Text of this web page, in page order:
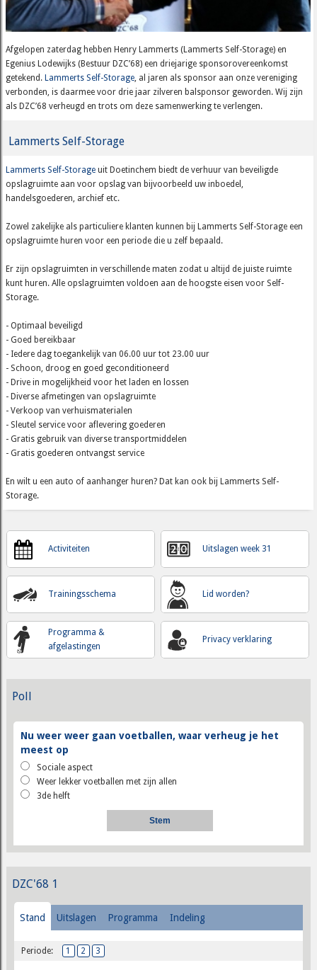
Afgelopen zaterdag hebben Henry Lammerts (Lammerts Self-Storage) en
Egenius Lodewijks (Bestuur DZC’68) een driejarige sponsorovereenkomst
getekend. Lammerts Self-Storage, al jaren als sponsor aan onze vereniging
verbonden, is daarmee voor drie jaar zilveren balsponsor geworden. Wij zijn
als DZC’68 verheugd en trots om deze samenwerking te verlengen.
Lammerts Self-Storage
Lammerts Self-Storageuit Doetinchem biedt de verhuur van beveiligde
opslagruimte aan voor opslag van bijvoorbeeld uw inboedel,
handelsgoederen, archief etc.
Zowel zakelijke als particuliere klanten kunnen bij Lammerts Self-Storage een
opslagruimte huren voor een periode die u zelf bepaald.
Er zijn opslagruimten in verschillende maten zodat u altijd de juiste ruimte
kunt huren. Alle opslagruimten voldoen aan de hoogste eisen voor Self-
Storage.
- Optimaal beveiligd
- Goed bereikbaar
- Iedere dag toegankelijk van 06.00 uur tot 23.00 uur
- Schoon, droog en goed geconditioneerd
- Drive in mogelijkheid voor het laden en lossen
- Diverse afmetingen van opslagruimte
- Verkoop van verhuismaterialen
- Sleutel service voor aflevering goederen
- Gratis gebruik van diverse transportmiddelen
- Gratis goederen ontvangst service
En wilt u een auto of aanhanger huren? Dat kan ook bij Lammerts Self-
Storage.
Activiteiten
Trainingsschema
Programma &
afgelastingen
Uitslagen week 31
Lid worden?
Privacy verklaring
Poll
Nu weer weer gaan voetballen, waar verheug je het
meest op
Sociale aspect
Weer lekker voetballen met zijn allen
3de helft
DZC'68 1
Stand Uitslagen Programma Indeling
Periode: 1 2 3